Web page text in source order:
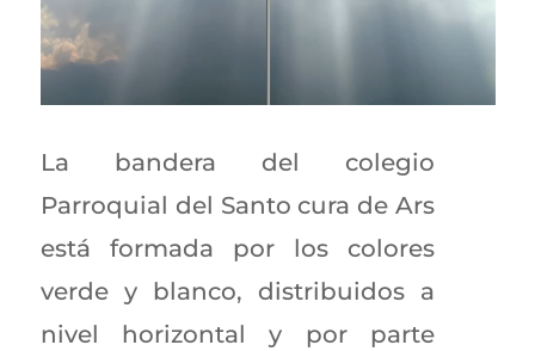
La bandera del colegio
Parroquial del Santo cura de Ars
está formada por los colores
verde y blanco, distribuidos a
nivel horizontal y por parte